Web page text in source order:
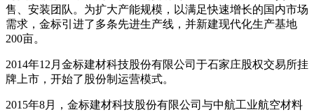
售、安装团队。为扩大产能规模，以满足快速增长的国内市场
需求，金标引进了多条先进生产线，并新建现代化生产基地
200亩。
2014年12月金标建材科技股份有限公司于石家庄股权交易所挂
牌上市，开始了股份制运营模式。
2015年8月，金标建材科技股份有限公司与中航工业航空材料